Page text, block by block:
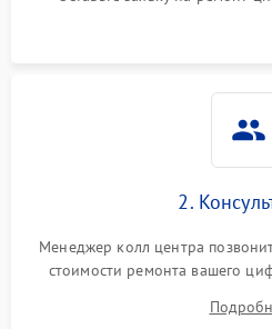
2.
Менеджер колл центра
стоимости ремонта вашего